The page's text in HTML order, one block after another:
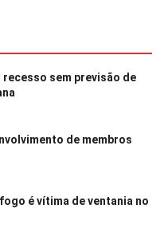
sem previsão de
de membros
é vítima de ventania no